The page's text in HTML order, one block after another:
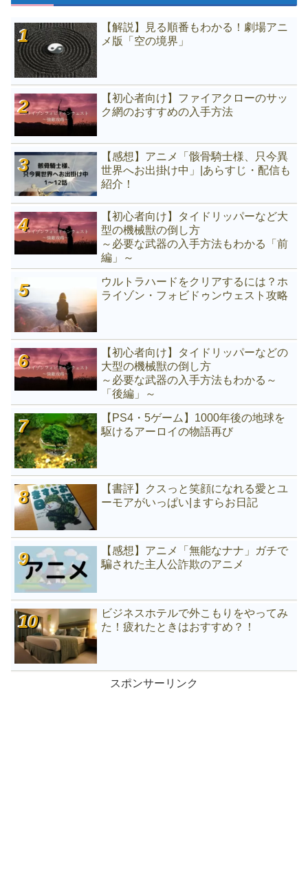
【解説】見る順番もわかる！劇場アニ
メ版「空の境界」
【初心者向け】ファイアクローのサッ
ク網のおすすめの入手方法
【感想】アニメ「骸骨騎士様、只今異
世界へお出掛け中」|あらすじ・配信も
紹介！
【初心者向け】タイドリッパーなど大
型の機械獣の倒し方
～必要な武器の入手方法もわかる「前
編」～
ウルトラハードをクリアするには？ホ
ライゾン・フォビドゥンウェスト攻略
【初心者向け】タイドリッパーなどの
大型の機械獣の倒し方
～必要な武器の入手方法もわかる～
「後編」～
【PS4・5ゲーム】1000年後の地球を
駆けるアーロイの物語再び
【書評】クスっと笑顔になれる愛とユ
ーモアがいっぱい|ますらお日記
【感想】アニメ「無能なナナ」ガチで
騙された主人公詐欺のアニメ
ビジネスホテルで外こもりをやってみ
た！疲れたときはおすすめ？！
スポンサーリンク